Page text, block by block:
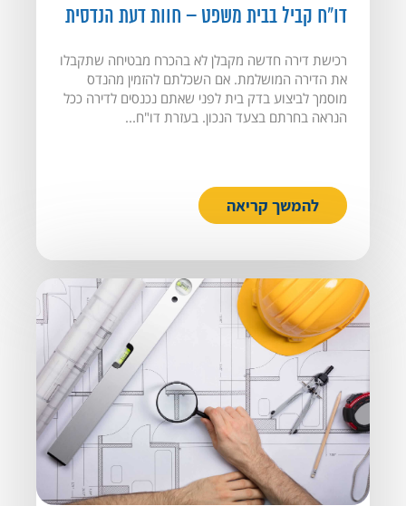
דו"ח קביל בבית משפט – חוות דעת הנדסית
רכישת דירה חדשה מקבלן לא בהכרח מבטיחה שתקבלו
את הדירה המושלמת. אם השכלתם להזמין מהנדס
מוסמך לביצוע בדק בית לפני שאתם נכנסים לדירה ככל
הנראה בחרתם בצעד הנכון. בעזרת דו"ח...
להמשך קריאה